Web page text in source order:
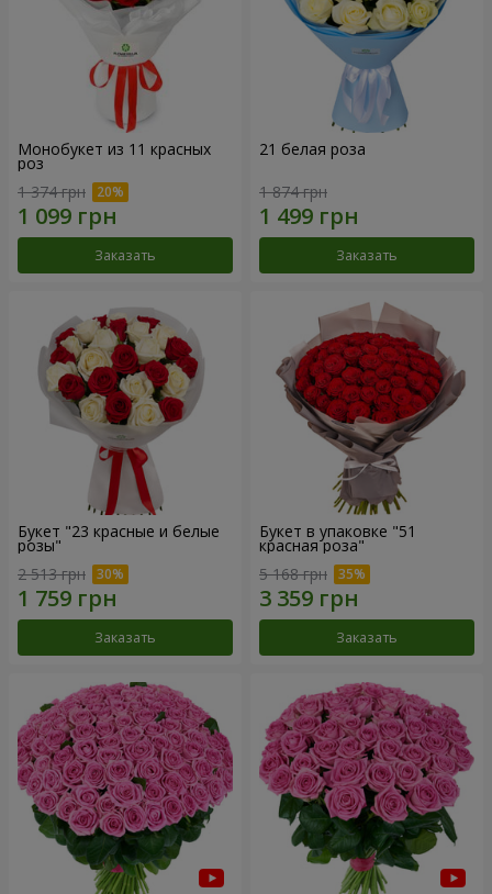
Монобукет из 11 красных
роз
1 374 грн
Заказать
21 белая роза
1 874 грн
Заказать
Букет "23 красные и белые
розы"
2 513 грн
Заказать
Букет в упаковке "51
красная роза"
5 168 грн
Заказать